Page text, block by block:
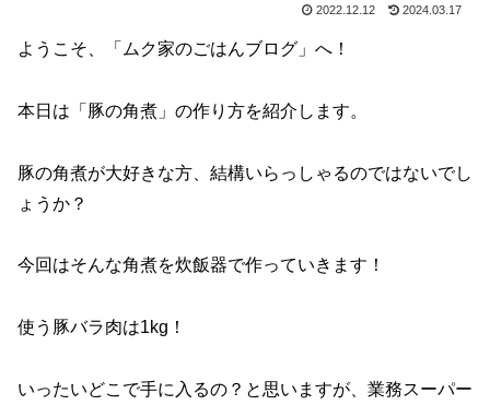
2022.12.12 2024.03.17
ようこそ、「ムク家のごはんブログ」へ！
本日は「豚の角煮」の作り方を紹介します。
豚の角煮が大好きな方、結構いらっしゃるのではないでし
ょうか？
今回はそんな角煮を炊飯器で作っていきます！
使う豚バラ肉は1kg！
いったいどこで手に入るの？と思いますが、業務スーパー